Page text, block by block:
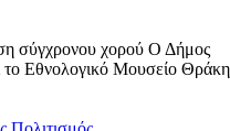
σύγχρονου χορού Ο Δήμος
το Εθνολογικό Μουσείο